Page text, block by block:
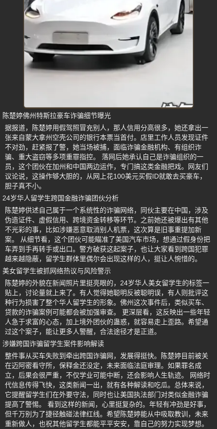
陈楚婷佛州特斯拉豪车诈骗细节曝光
据报道，陈楚婷用假驾照冒充别人，那人信用分高很多，她还拿出一
张来自蒙大拿州空壳公司的银行本票当首付。店里工作人员发现证件
不对劲，赶紧报了警，她当场被捕，面临诈骗金融机构、有组织诈
骗、重大盗窃等多项重罪指控。 落网后她承认自己是诈骗组织的一
员，这个团伙在加州和中国两边运作，专门搞这类金融把戏。网友们
议论说，这操作够大胆的，从网上花100美元买假ID就敢去买豪车，
胆子真不小。
24岁华人留学生跨国金融诈骗团伙分析
陈楚婷供述自己属于一个系统性的诈骗网络，同伙主要在中国，涉及
伪造证件、虚假信用、跨境资金转移等环节。之前她还被爆出有其他
不光彩的事，比如涉嫌恶意取消别人机票，这次算是旧事重提加新
案。 从细节看，这个团伙可能瞄准了美国汽车市场，想通过假身份把
车弄到手再转手或出口。警方破获这起案子，也让大家看到跨国犯罪
越来越隐蔽，留学生群体里偶尔会出现这样的人，挺让人惋惜的。
美女留学生被抓网络热议与风险警示
陈楚婷的外貌在新闻照片里挺亮眼的，24岁华人美女留学生的标签一
贴上，讨论量就上来了。有人觉得她聪明反被聪明误，有人则批评这
种行为损害了整个华人留学生的形象。佛州这次事件后，类似买车、
贷款的诈骗案例可能都会被加强审查。 更深层看，这反映出一些年轻
人急于求富的心态，加上境外团伙的蛊惑，就容易走上歪路。希望通
过这个案子，能让更多人警醒，合法途径才是正道。
涉嫌跨国诈骗留学生案件影响解读
整件事从买车失败到牵出跨国诈骗网，发展得挺快。陈楚婷目前被关
在迈阿密看守所，保释金还没定，未来面临法庭审理。如果罪名成
立，后果会很严重，不仅学业可能中断，还会影响人生轨迹。 网络时
代信息传得飞快，这类新闻一出，就有各种解读和吃瓜。总体来说，
它提醒留学生们在外要守法，同时也让美国执法部门对类似金融诈骗
提高了警惕。 看到这样的新闻，心里挺复杂的。年轻有冲劲是好事，
但千万别为了捷径触碰法律红线。希望陈楚婷能从中吸取教训，未来
重新做人，也祝其他留学生都能平平安安，靠自己的努力实现梦想。